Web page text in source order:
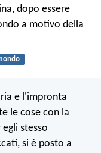
dopo essere
a motivo della
e l'impronta
le cose con la
stesso
si è posto a